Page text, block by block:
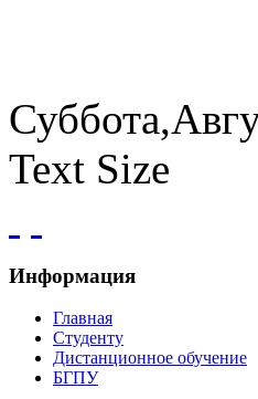
Text Size
Информация
Главная
Студенту
Дистанционное обучение
БГПУ